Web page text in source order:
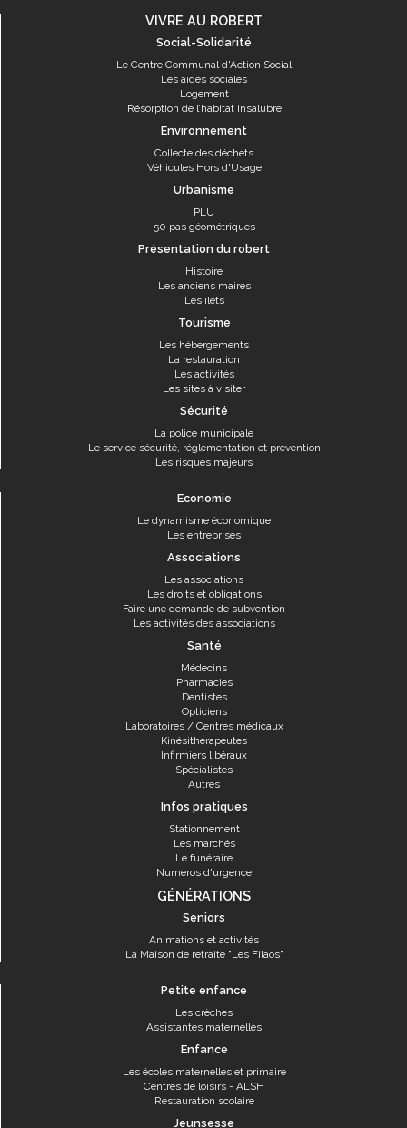
VIVRE AU ROBERT
Social-Solidarité
Le Centre Communal d'Action Social
Les aides sociales
Logement
Résorption de l’habitat insalubre
Environnement
Collecte des déchets
Véhicules Hors d'Usage
Urbanisme
PLU
50 pas géométriques
Présentation du robert
Histoire
Les anciens maires
Les îlets
Tourisme
Les hébergements
La restauration
Les activités
Les sites à visiter
Sécurité
La police municipale
Le service sécurité, réglementation et prévention
Les risques majeurs
Economie
Le dynamisme économique
Les entreprises
Associations
Les associations
Les droits et obligations
Faire une demande de subvention
Les activités des associations
Santé
Médecins
Pharmacies
Dentistes
Opticiens
Laboratoires / Centres médicaux
Kinésithérapeutes
Infirmiers libéraux
Spécialistes
Autres
Infos pratiques
Stationnement
Les marchés
Le funéraire
Numéros d'urgence
GÉNÉRATIONS
Seniors
Animations et activités
La Maison de retraite "Les Filaos"
Petite enfance
Les crèches
Assistantes maternelles
Enfance
Les écoles maternelles et primaire
Centres de loisirs - ALSH
Restauration scolaire
Jeunsesse